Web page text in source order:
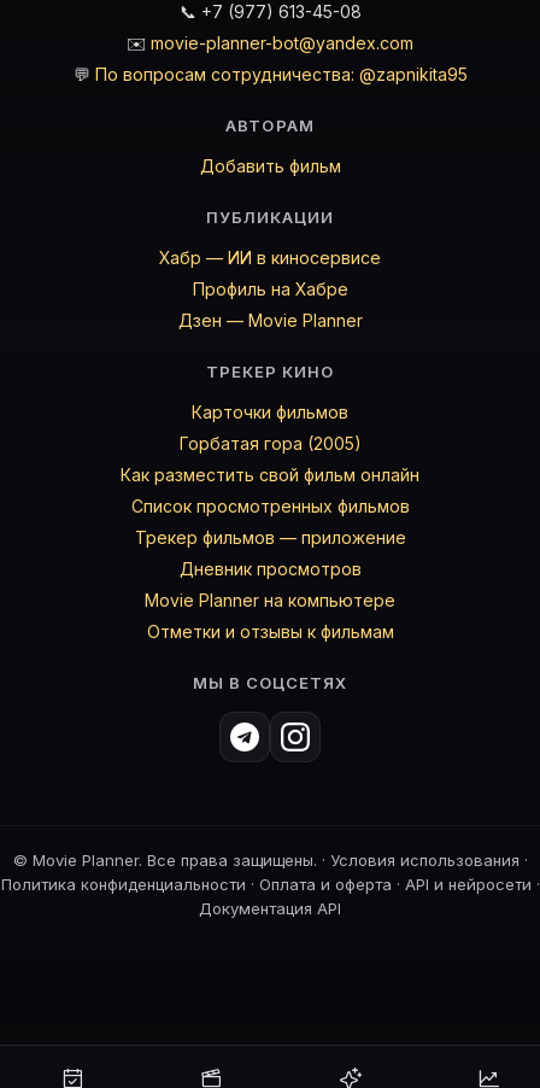
📞 +7 (977) 613-45-08
✉️ movie-planner-bot@yandex.com
💬 По вопросам сотрудничества: @zapnikita95
АВТОРАМ
Добавить фильм
ПУБЛИКАЦИИ
Хабр — ИИ в киносервисе
Профиль на Хабре
Дзен — Movie Planner
ТРЕКЕР КИНО
Карточки фильмов
Горбатая гора (2005)
Как разместить свой фильм онлайн
Список просмотренных фильмов
Трекер фильмов — приложение
Дневник просмотров
Movie Planner на компьютере
Отметки и отзывы к фильмам
МЫ В СОЦСЕТЯХ
© Movie Planner. Все права защищены. · Условия использования ·
Политика конфиденциальности · Оплата и оферта · API и нейросети ·
Документация API